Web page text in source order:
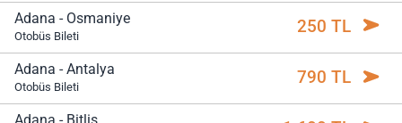
Adana - Osmaniye
Otobüs Bileti 250 TL
Adana - Antalya
Otobüs Bileti 790 TL